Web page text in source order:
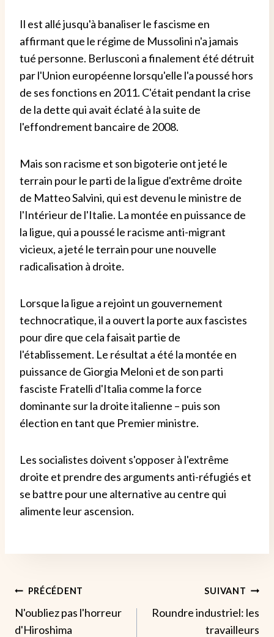
Il est allé jusqu'à banaliser le fascisme en
affirmant que le régime de Mussolini n'a jamais
tué personne. Berlusconi a finalement été détruit
par l'Union européenne lorsqu'elle l'a poussé hors
de ses fonctions en 2011. C'était pendant la crise
de la dette qui avait éclaté à la suite de
l'effondrement bancaire de 2008.
Mais son racisme et son bigoterie ont jeté le
terrain pour le parti de la ligue d'extrême droite
de Matteo Salvini, qui est devenu le ministre de
l'Intérieur de l'Italie. La montée en puissance de
la ligue, qui a poussé le racisme anti-migrant
vicieux, a jeté le terrain pour une nouvelle
radicalisation à droite.
Lorsque la ligue a rejoint un gouvernement
technocratique, il a ouvert la porte aux fascistes
pour dire que cela faisait partie de
l'établissement. Le résultat a été la montée en
puissance de Giorgia Meloni et de son parti
fasciste Fratelli d'Italia comme la force
dominante sur la droite italienne – puis son
élection en tant que Premier ministre.
Les socialistes doivent s'opposer à l'extrême
droite et prendre des arguments anti-réfugiés et
se battre pour une alternative au centre qui
alimente leur ascension.
Navigation
De
PRÉCÉDENT
N'oubliez pas l'horreur
d'Hiroshima
SUIVANT
Roundre industriel: les
travailleurs